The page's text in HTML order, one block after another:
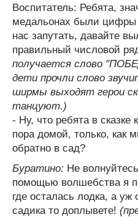
Воспитатель: Ребята,
медальонах были цифры
нас запутать, давайте
правильный числовой
получается слово
дети прочли слово
ширмы выходят герои
танцуют.)
- Ну, что ребята в сказке
пора домой, только, как
обратно в сад?
Буратино: Не
помощью волшебства я
где осталась лодка, а уж
садика то доплывете!